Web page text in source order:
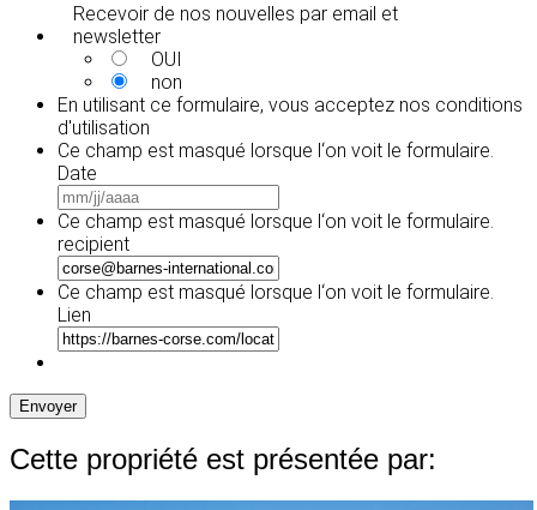
Recevoir de nos nouvelles par email et
newsletter
OUI
non
En utilisant ce formulaire, vous acceptez nos conditions
d'utilisation
Ce champ est masqué lorsque l‘on voit le formulaire.
Date
slash
slash
AAAA
Ce champ est masqué lorsque l‘on voit le formulaire.
recipient
Ce champ est masqué lorsque l‘on voit le formulaire.
Lien
Envoyer
Cette propriété est présentée par: